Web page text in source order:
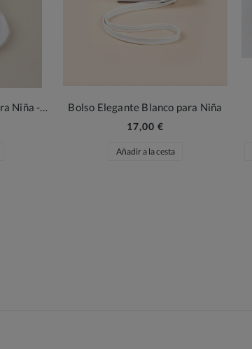
Bolso Elegante Blanco para Niña
17,00 €
Añadir a la cesta